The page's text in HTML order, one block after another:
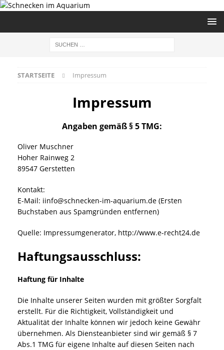
STARTSEITE Impressum
Impressum
Angaben gemäß § 5 TMG:
Oliver Muschner
Hoher Rainweg 2
89547 Gerstetten
Kontakt:
E-Mail: iinfo@schnecken-im-aquarium.de (Ersten
Buchstaben aus Spamgründen entfernen)
Quelle: Impressumgenerator, http://www.e-recht24.de
Haftungsausschluss:
Haftung für Inhalte
Die Inhalte unserer Seiten wurden mit größter Sorgfalt
erstellt. Für die Richtigkeit, Vollständigkeit und
Aktualität der Inhalte können wir jedoch keine Gewähr
übernehmen. Als Diensteanbieter sind wir gemäß § 7
Abs.1 TMG für eigene Inhalte auf diesen Seiten nach